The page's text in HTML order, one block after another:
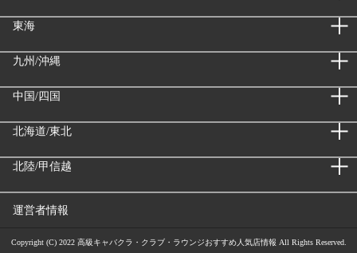
東海
九州/沖縄
中国/四国
北海道/東北
北陸/甲信越
運営者情報
Copyright (C) 2022 高級キャバクラ・クラブ・ラウンジおすすめ人気店情報 All Rights Reserved.